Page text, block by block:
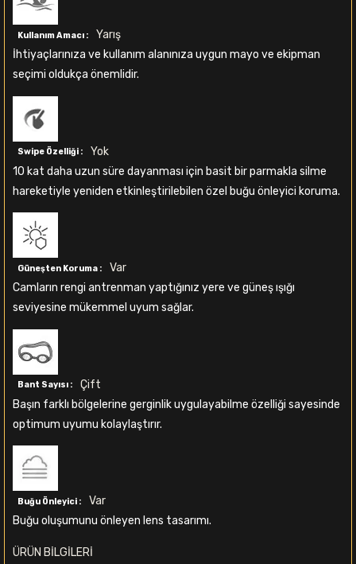
Kullanım Amacı :
Yarış
İhtiyaçlarınıza ve kullanım alanınıza uygun mayo ve ekipman
seçimi oldukça önemlidir.
Swipe Özelliği :
Yok
10 kat daha uzun süre dayanması için basit bir parmakla silme
hareketiyle yeniden etkinleştirilebilen özel buğu önleyici koruma.
Güneşten Koruma :
Var
Camların rengi antrenman yaptığınız yere ve güneş ışığı
seviyesine mükemmel uyum sağlar.
Bant Sayısı :
Çift
Başın farklı bölgelerine gerginlik uygulayabilme özelliği sayesinde
optimum uyumu kolaylaştırır.
Buğu Önleyici :
Var
Buğu oluşumunu önleyen lens tasarımı.
ÜRÜN BİLGİLERİ